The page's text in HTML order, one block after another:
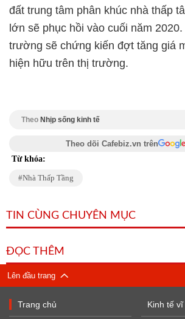
đất trung tâm phân khúc nhà thấp
lớn sẽ phục hồi vào cuối năm
trường sẽ chứng kiến đợt tăng giá
hiện hữu trên thị trường.
Theo Nhịp sống kinh tế
Theo dõi Cafebiz.vn trên
Từ khóa:
Nhà Thấp Tầng
TIN CÙNG CHUYÊN MỤC
ĐỌC THÊM
Lên đầu trang
Trang chủ Kinh tế